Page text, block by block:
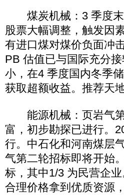
煤炭机械：3 季度末
股票大幅调整，触发因
有进口煤对煤价负面冲
PB 估值已与国际充分
小，在4 季度国内冬季
获取超额收益。推荐天
能源机械：页岩气第
富，初步勘探已进行。
行。中石化和河南煤层
气第二轮招标即将开始
标，其中1/3 为民营企
合理价格拿到优质资源